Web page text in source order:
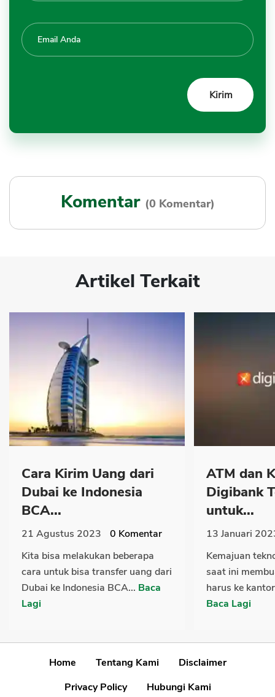
Komentar (0 Komentar)
Artikel Terkait
Cara Kirim Uang dari
Dubai ke Indonesia
BCA...
21 Agustus 2023 0 Komentar
Kita bisa melakukan beberapa
cara untuk bisa transfer uang dari
Dubai ke Indonesia BCA... Baca
Lagi
ATM dan
Digibank
untuk...
13 Januari
Kemajuan
saat ini
harus ke
Baca Lagi
Home Tentang Kami
Disclaimer
Privacy Policy
Hubungi Kami